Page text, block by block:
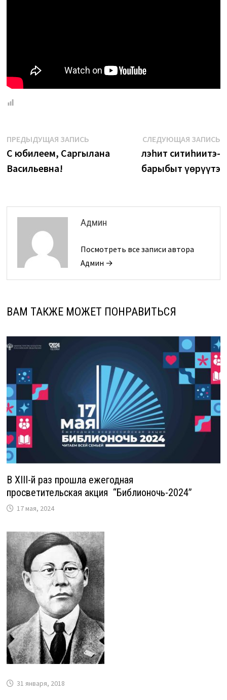
Навигация
по
ПРЕДЫДУЩАЯ ЗАПИСЬПредыдущая
запись:
С юбилеем, Саргылана
Васильевна!
СЛЕДУЮЩАЯ ЗАПИСЬ
Үлэһит ситиһиитэ-
барыбыт үөрүүтэ
Админ
Посмотреть все записи автора
Админ →
ВАМ ТАКЖЕ МОЖЕТ ПОНРАВИТЬСЯ
В XIII-й раз прошла ежегодная
просветительская акция “Библионочь-2024”
17 мая, 2024
31 января, 2018